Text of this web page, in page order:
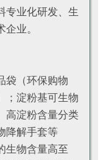
专业化研发、生
业。
袋（环保购物
；淀粉基可生物
高淀粉含量分类
降解手套等
生物含量高至